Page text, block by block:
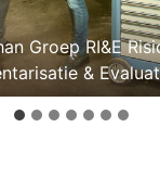
Groep RI&E
&